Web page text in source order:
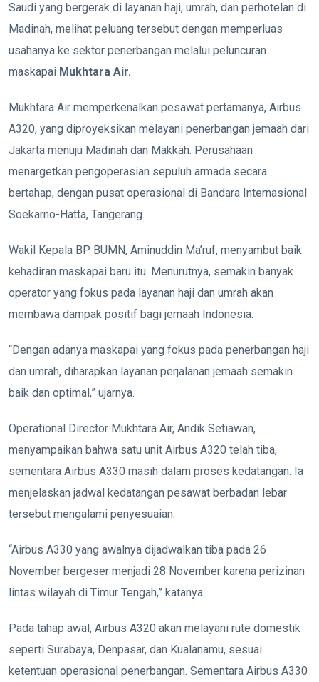
Saudi yang bergerak di layanan haji, umrah, dan perhotelan di
Madinah, melihat peluang tersebut dengan memperluas
usahanya ke sektor penerbangan melalui peluncuran
maskapai Mukhtara Air.
Mukhtara Air memperkenalkan pesawat pertamanya, Airbus
A320, yang diproyeksikan melayani penerbangan jemaah dari
Jakarta menuju Madinah dan Makkah. Perusahaan
menargetkan pengoperasian sepuluh armada secara
bertahap, dengan pusat operasional di Bandara Internasional
Soekarno-Hatta, Tangerang.
Wakil Kepala BP BUMN, Aminuddin Ma’ruf, menyambut baik
kehadiran maskapai baru itu. Menurutnya, semakin banyak
operator yang fokus pada layanan haji dan umrah akan
membawa dampak positif bagi jemaah Indonesia.
“Dengan adanya maskapai yang fokus pada penerbangan haji
dan umrah, diharapkan layanan perjalanan jemaah semakin
baik dan optimal,” ujarnya.
Operational Director Mukhtara Air, Andik Setiawan,
menyampaikan bahwa satu unit Airbus A320 telah tiba,
sementara Airbus A330 masih dalam proses kedatangan. Ia
menjelaskan jadwal kedatangan pesawat berbadan lebar
tersebut mengalami penyesuaian.
“Airbus A330 yang awalnya dijadwalkan tiba pada 26
November bergeser menjadi 28 November karena perizinan
lintas wilayah di Timur Tengah,” katanya.
Pada tahap awal, Airbus A320 akan melayani rute domestik
seperti Surabaya, Denpasar, dan Kualanamu, sesuai
ketentuan operasional penerbangan. Sementara Airbus A330